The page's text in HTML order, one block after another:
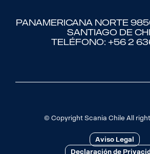
Panamericana Norte
Santiago de
Teléfono: +56 2
© Copyright Scania Chile All
Aviso Legal
Declaración de